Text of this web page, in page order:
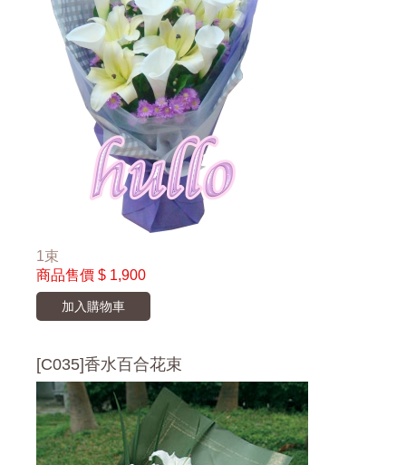
1束
商品售價 $ 1,900
加入購物車
[C035]香水百合花束